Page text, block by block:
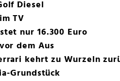
Diesel
TV
nur 16.300 Euro
dem Aus
kehrt zu Wurzeln
Grundstück